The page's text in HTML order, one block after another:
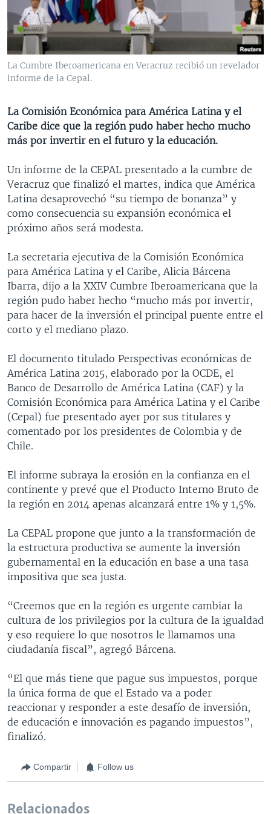
VENEZUELA
BRASIL
NICARAGUA
ECONOMÍA
ENTRETENIMIENTO Y CULTURA
TECNOLOGÍA
DEPORTES
MULTIMEDIA
VIDEOS
FOTOGRAFÍA
AUDIOS
PROGRAMAS TV
EL MUNDO AL DÍA
FORO INTERAMERICANO
LAS CLAVES
PANORAMA
RADIO
AVANCE INFORMATIVO
BUENOS DÍAS AMÉRICA
ESTADOS UNIDOS AL DÍA
FORO [RADIO]
DEPORTIVO INTERNACIONAL
NOTA ECONÓMICA
DIRECT
Learning English
Idiomas
La Cumbre Iberoamericana en Veracruz recibió un revelador
informe de la Cepal.
La Comisión Económica para América Latina y el
Caribe dice que la región pudo haber hecho mucho
más por invertir en el futuro y la educación.
Un informe de la CEPAL presentado a la cumbre de
Veracruz que finalizó el martes, indica que América
Latina desaprovechó “su tiempo de bonanza” y
como consecuencia su expansión económica el
próximo años será modesta.
La secretaria ejecutiva de la Comisión Económica
para América Latina y el Caribe, Alicia Bárcena
Ibarra, dijo a la XXIV Cumbre Iberoamericana que la
región pudo haber hecho “mucho más por invertir,
para hacer de la inversión el principal puente entre el
corto y el mediano plazo.
El documento titulado Perspectivas económicas de
América Latina 2015, elaborado por la OCDE, el
Banco de Desarrollo de América Latina (CAF) y la
Comisión Económica para América Latina y el Caribe
(Cepal) fue presentado ayer por sus titulares y
comentado por los presidentes de Colombia y de
Chile.
El informe subraya la erosión en la confianza en el
continente y prevé que el Producto Interno Bruto de
la región en 2014 apenas alcanzará entre 1% y 1,5%.
La CEPAL propone que junto a la transformación de
la estructura productiva se aumente la inversión
gubernamental en la educación en base a una tasa
impositiva que sea justa.
“Creemos que en la región es urgente cambiar la
cultura de los privilegios por la cultura de la igualdad
y eso requiere lo que nosotros le llamamos una
ciudadanía fiscal”, agregó Bárcena.
“El que más tiene que pague sus impuestos, porque
la única forma de que el Estado va a poder
reaccionar y responder a este desafío de inversión,
de educación e innovación es pagando impuestos”,
finalizó.
Compartir Follow us
Relacionados